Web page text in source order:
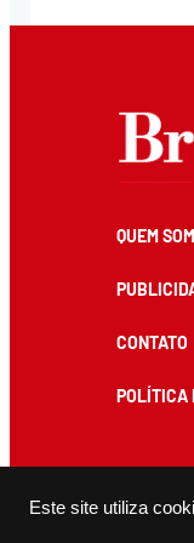
Este site utiliza
QUEM
CONTATO
POLÍTICA